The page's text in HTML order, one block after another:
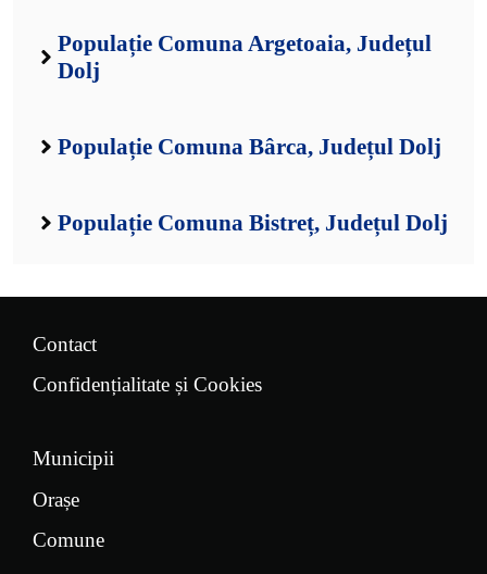
Populație Comuna Argetoaia, Județul
Dolj
Populație Comuna Bârca, Județul Dolj
Populație Comuna Bistreț, Județul Dolj
Contact
Confidențialitate și Cookies
Municipii
Orașe
Comune